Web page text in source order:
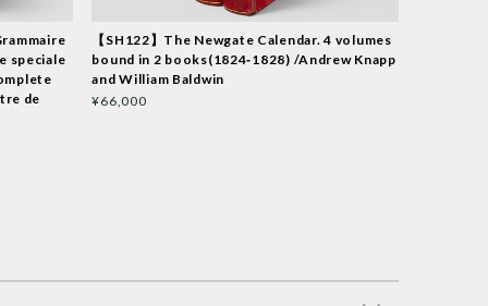
speciale
de
【SH122】The Newgate Calendar. 4 volumes
bound in 2 books(1824‐1828) /Andrew Knapp
and William Baldwin
¥66,000